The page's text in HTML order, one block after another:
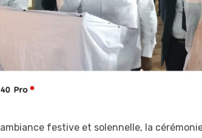
festive et solennelle, la